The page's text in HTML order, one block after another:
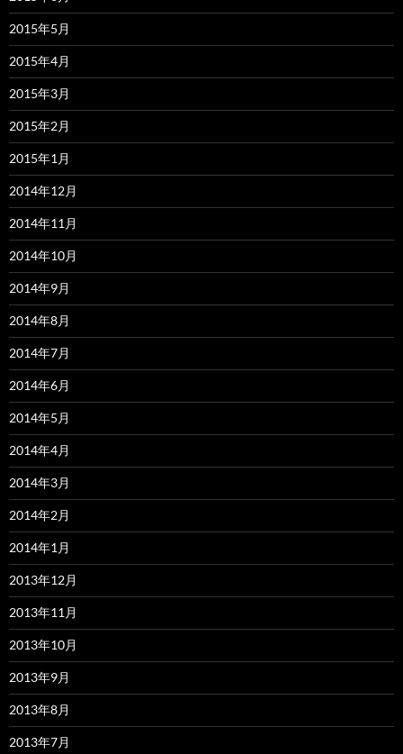
2015年5月
2015年4月
2015年3月
2015年2月
2015年1月
2014年12月
2014年11月
2014年10月
2014年9月
2014年8月
2014年7月
2014年6月
2014年5月
2014年4月
2014年3月
2014年2月
2014年1月
2013年12月
2013年11月
2013年10月
2013年9月
2013年8月
2013年7月